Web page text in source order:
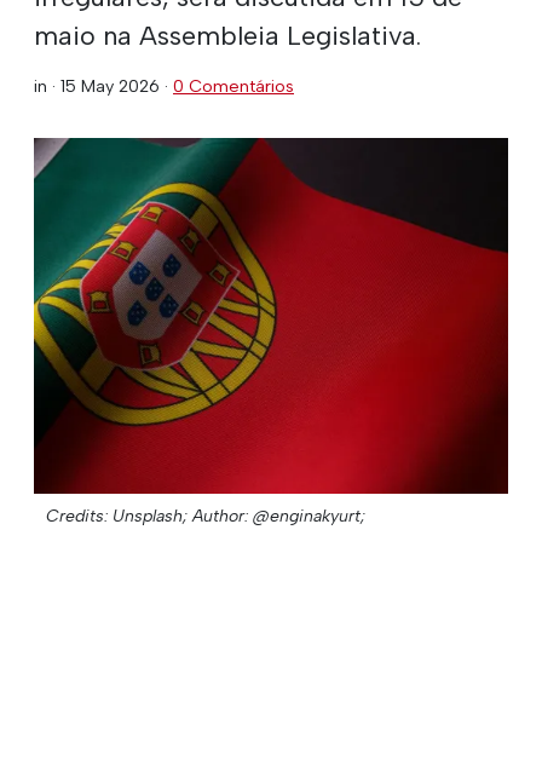
maio na Assembleia Legislativa.
in · 15 May 2026 · 0 Comentários
Credits: Unsplash; Author: @enginakyurt;